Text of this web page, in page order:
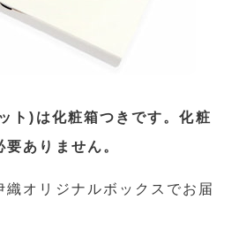
ト)は化粧箱つきです。化粧
ありません。
織オリジナルボックスでお届